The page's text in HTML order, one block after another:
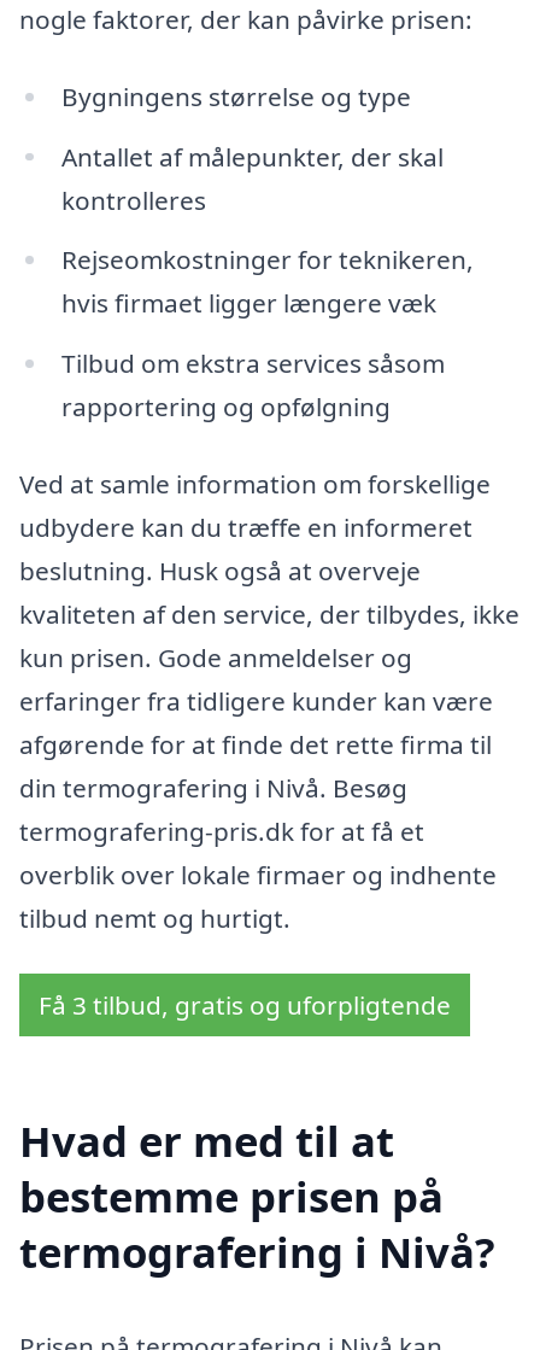
nogle faktorer, der kan påvirke prisen:
Bygningens størrelse og type
Antallet af målepunkter, der skal
kontrolleres
Rejseomkostninger for teknikeren,
hvis firmaet ligger længere væk
Tilbud om ekstra services såsom
rapportering og opfølgning
Ved at samle information om forskellige
udbydere kan du træffe en informeret
beslutning. Husk også at overveje
kvaliteten af den service, der tilbydes, ikke
kun prisen. Gode anmeldelser og
erfaringer fra tidligere kunder kan være
afgørende for at finde det rette firma til
din termografering i Nivå. Besøg
termografering-pris.dk for at få et
overblik over lokale firmaer og indhente
tilbud nemt og hurtigt.
Få 3 tilbud, gratis og uforpligtende
Hvad er med til at
bestemme prisen på
termografering i Nivå?